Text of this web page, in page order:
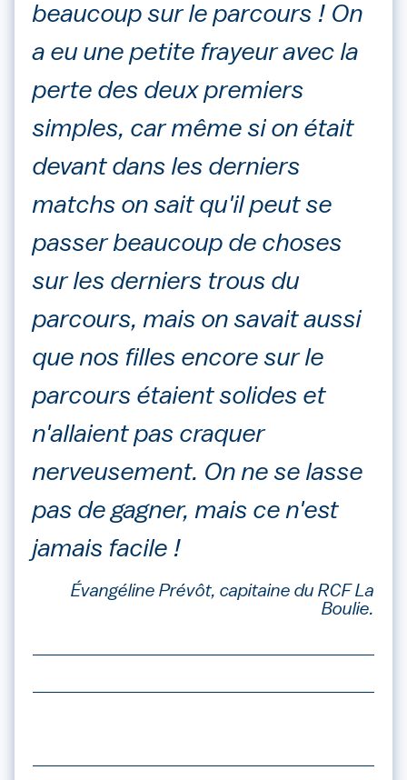
beaucoup sur le parcours ! On
a eu une petite frayeur avec la
perte des deux premiers
simples, car même si on était
devant dans les derniers
matchs on sait qu'il peut se
passer beaucoup de choses
sur les derniers trous du
parcours, mais on savait aussi
que nos filles encore sur le
parcours étaient solides et
n'allaient pas craquer
nerveusement. On ne se lasse
pas de gagner, mais ce n'est
jamais facile !
Évangéline Prévôt, capitaine du RCF La
Boulie.